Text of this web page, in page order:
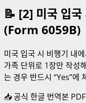
📝 [2] 미국 입국
(Form 6059B)
미국 입국 시 비행기 내
가족 단위로 1장만 작성
는 경우 반드시 “Yes”에
📥 공식 한글 번역본